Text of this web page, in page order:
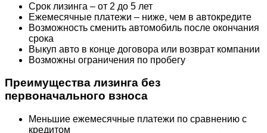
Срок лизинга – от 2 до 5 лет
Ежемесячные платежи – ниже, чем в автокредите
Возможность сменить автомобиль после окончания
срока
Выкуп авто в конце договора или возврат компании
Возможны ограничения по пробегу
Преимущества лизинга без
первоначального взноса
Меньшие ежемесячные платежи по сравнению с
кредитом